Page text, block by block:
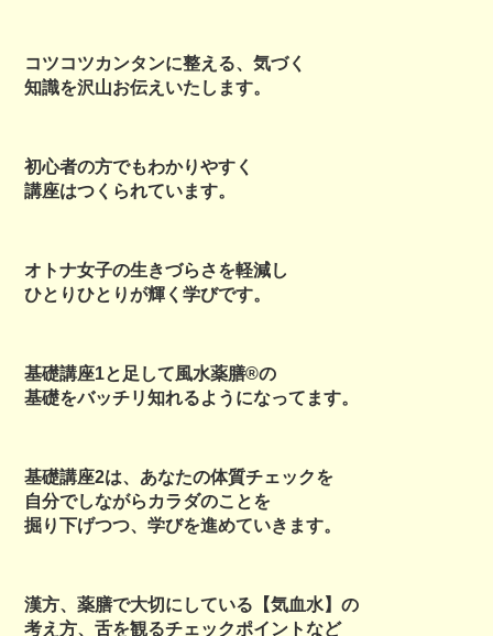
コツコツカンタンに整える、気づく
知識を沢山お伝えいたします。
初心者の方でもわかりやすく
講座はつくられています。
オトナ女子の生きづらさを軽減し
ひとりひとりが輝く学びです。
基礎講座1と足して風水薬膳®︎の
基礎をバッチリ知れるようになってます。
基礎講座2は、あなたの体質チェックを
自分でしながらカラダのことを
掘り下げつつ、学びを進めていきます。
漢方、薬膳で大切にしている【気血水】の
考え方、舌を観るチェックポイントなど